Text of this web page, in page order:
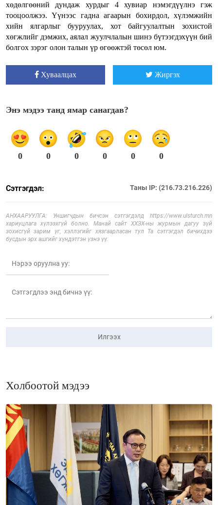
хөдөлгөөний дундаж хурдыг 4 хувиар нэмэгдүүлнэ гэж
тооцоолжээ. Үүнээс гадна агаарын бохирдол, хүлэмжийн
хийн ялгарлыг бууруулах, хот байгуулалтын зохистой
хөгжлийг дэмжих, аялал жуулчлалын шинэ бүтээгдэхүүн бий
болгох зэрэг олон талын үр өгөөжтэй төсөл юм.
Хуваалцах Жиргэх
Энэ мэдээ танд ямар санагдав?
0 0 0 0 0 0
Сэтгэгдэл: Таны IP: (216.73.216.226)
АНХААРУУЛГА: Уншигчдын бичсэн сэтгэгдэлд https://www.ulsturch.mn
хариуцлага хүлээхгүй болно. Манай сайт ХХЗХ-ны журмын дагуу зүй
зохисгүй зарим үг, хэллэгийг хязгаарласан тул Та сэтгэгдэл бичихдээ
бусдын эрх ашгийг хүндэтгэн үзнэ үү.
Илгээх
Холбоотой мэдээ